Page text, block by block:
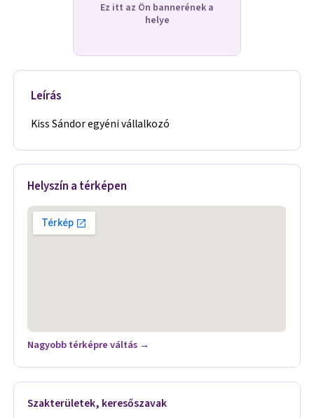
Ez itt az Ön bannerének a
helye
Leírás
Kiss Sándor egyéni vállalkozó
Helyszín a térképen
Nagyobb térképre váltás →
Szakterületek, keresőszavak